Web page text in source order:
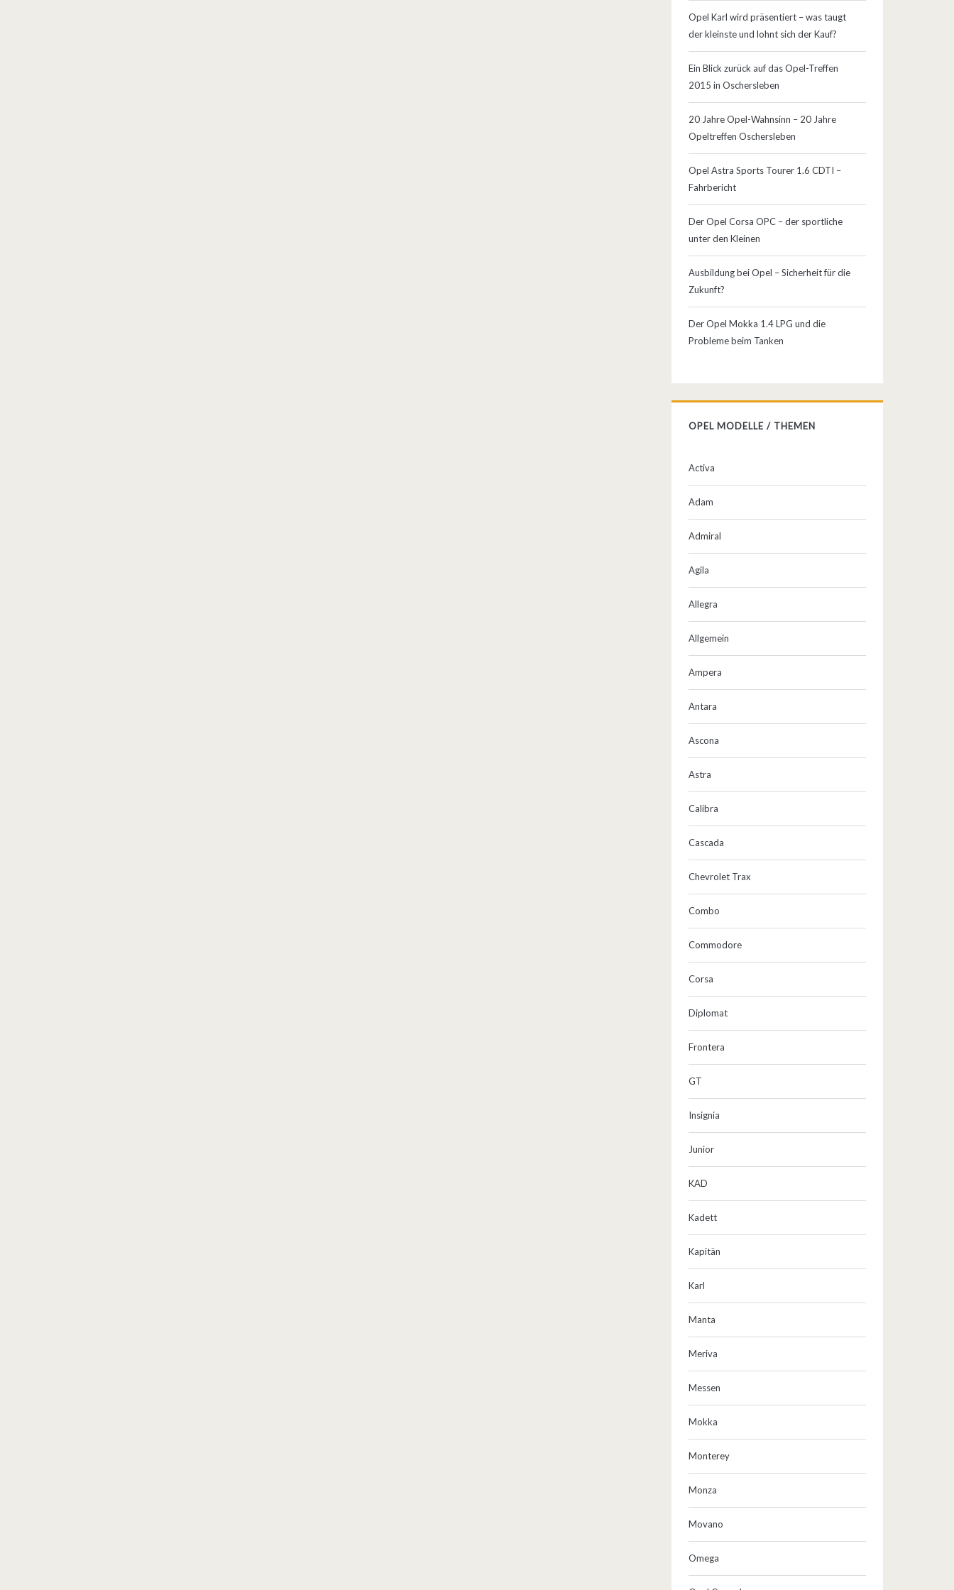
Opel Karl wird präsentiert – was taugt
der kleinste und lohnt sich der Kauf?
Ein Blick zurück auf das Opel-Treffen
2015 in Oschersleben
20 Jahre Opel-Wahnsinn – 20 Jahre
Opeltreffen Oschersleben
Opel Astra Sports Tourer 1.6 CDTI –
Fahrbericht
Der Opel Corsa OPC – der sportliche
unter den Kleinen
Ausbildung bei Opel – Sicherheit für die
Zukunft?
Der Opel Mokka 1.4 LPG und die
Probleme beim Tanken
OPEL MODELLE / THEMEN
Activa
Adam
Admiral
Agila
Allegra
Allgemein
Ampera
Antara
Ascona
Astra
Calibra
Cascada
Chevrolet Trax
Combo
Commodore
Corsa
Diplomat
Frontera
GT
Insignia
Junior
KAD
Kadett
Kapitän
Karl
Manta
Meriva
Messen
Mokka
Monterey
Monza
Movano
Omega